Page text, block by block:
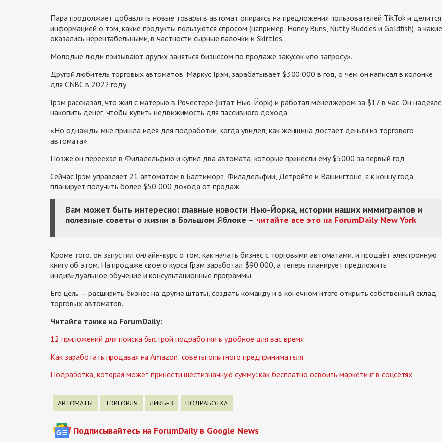
Пара продолжает добавлять новые товары в автомат опираясь на предложения пользователей TikTok и делится
информацией о том, какие продукты пользуются спросом (например, Honey Buns, Nutty Buddies и Goldfish), а какие
оказались нерентабельными, в частности сырные палочки и Skittles.
Молодые люди призывают других заняться бизнесом по продаже закусок «по запросу».
Другой любитель торговых автоматов, Маркус Грэм, зарабатывает $300 000 в год, о чём он написал в колонке
для CNBC в 2022 году.
Грэм рассказал, что жил с матерью в Рочестере (штат Нью-Йорк) и работал менеджером за $17 в час. Он
накопить денег, чтобы купить недвижимость для пассивного дохода.
«Но однажды мне пришла идея для подработки, когда увидел, как женщина достаёт деньги из торгового
автомата».
Позже он переехал в Филадельфию и купил два автомата, которые принесли ему $5000 за первый год.
Сейчас Грэм управляет 21 автоматом в Балтиморе, Филадельфии, Детройте и Вашингтоне, а к концу года
планирует получить более $50 000 дохода от продаж.
Вам может быть интересно: главные новости Нью-Йорка, истории наших иммигрантов и
полезные советы о жизни в Большом Яблоке – читайте все это на ForumDaily New York
Кроме того, он запустил онлайн-курс о том, как начать бизнес с торговыми автоматами, и продаёт электронную
книгу об этом. На продаже своего курса Грэм заработал $90 000, а теперь планирует предложить
индивидуальное обучение и консультационные программы.
Его цель — расширить бизнес на другие штаты, создать команду и в конечном итоге открыть собственный склад
торговых автоматов.
Читайте также на ForumDaily:
12 приложений для поиска быстрой подработки в удобное для вас время
Как заработать продавая на Amazon: советы опытного предпринимателя
Подработка, которая может принести шестизначную сумму: как бесплатно освоить маркетинг в соцсетях
АВТОМАТЫ ТОРГОВЛЯ ЛИКБЕЗ ПОДРАБОТКА
Подписывайтесь на ForumDaily в Google News